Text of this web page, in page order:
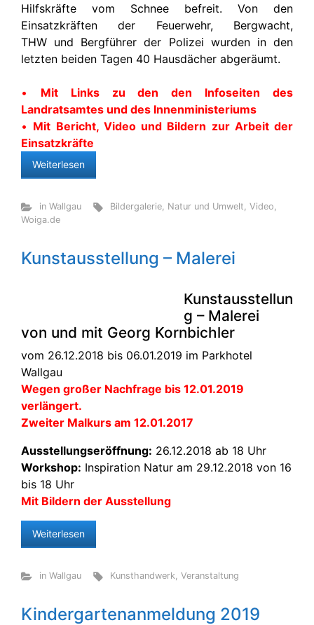
Hilfskräfte vom Schnee befreit. Von den
Einsatzkräften der Feuerwehr, Bergwacht,
THW und Bergführer der Polizei wurden in den
letzten beiden Tagen 40 Hausdächer abgeräumt.
• Mit Links zu den den Infoseiten des
Landratsamtes und des Innenministeriums
• Mit Bericht, Video und Bildern zur Arbeit der
Einsatzkräfte
Weiterlesen
in Wallgau Bildergalerie, Natur und Umwelt,Video,
Woiga.de
Kunstausstellung – Malerei
Kunstausstellun
g – Malerei
von und mit Georg Kornbichler
vom 26.12.2018 bis 06.01.2019 im Parkhotel
Wallgau
Wegen großer Nachfrage bis 12.01.2019
verlängert.
Zweiter Malkurs am 12.01.2017
Ausstellungseröffnung: 26.12.2018 ab 18 Uhr
Workshop: Inspiration Natur am 29.12.2018 von 16
bis 18 Uhr
Mit Bildern der Ausstellung
Weiterlesen
in Wallgau Kunsthandwerk,Veranstaltung
Kindergartenanmeldung 2019